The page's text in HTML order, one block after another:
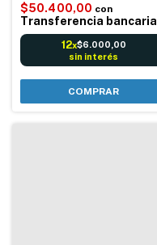
$50.400,00 con
Transferencia bancaria
12x$6.000,00
sin interés